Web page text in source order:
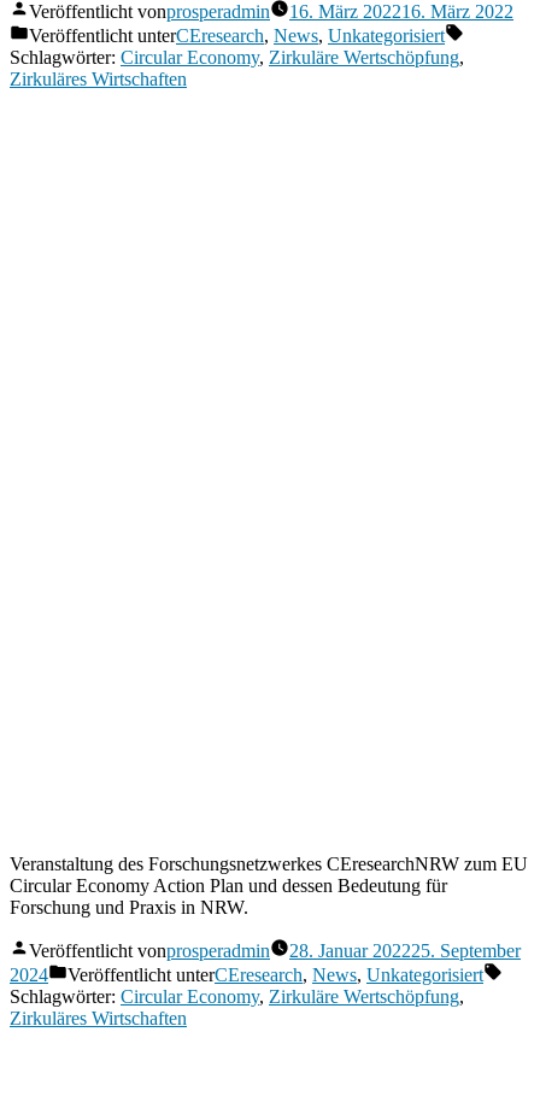
Veröffentlicht vonprosperadmin 16. März 202216. März 2022
Veröffentlicht unterCEresearch, News, Unkategorisiert
Schlagwörter: Circular Economy, Zirkuläre Wertschöpfung,
Zirkuläres Wirtschaften
Veranstaltung des Forschungsnetzwerkes CEresearchNRW zum EU
Circular Economy Action Plan und dessen Bedeutung für
Forschung und Praxis in NRW.
Veröffentlicht vonprosperadmin 28. Januar 202225. September
2024
Veröffentlicht unterCEresearch, News, Unkategorisiert
Schlagwörter: Circular Economy, Zirkuläre Wertschöpfung,
Zirkuläres Wirtschaften